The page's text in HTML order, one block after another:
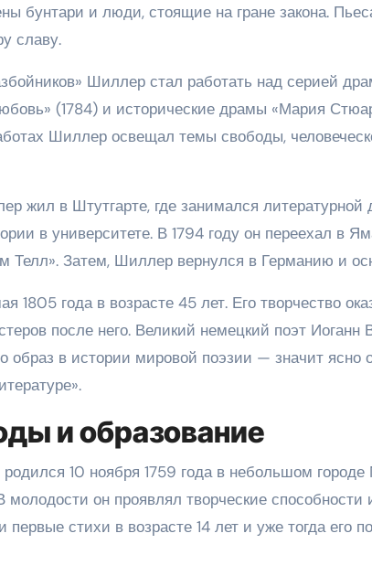
бунтари и люди, стоящие на гране закона.
славу.
Шиллер стал работать над серией
(1784) и исторические драмы «Мария
Шиллер освещал темы свободы,
жил в Штутгарте, где занимался литературной
в университете. В 1794 году он переехал в
Телл». Затем, Шиллер вернулся в Германию и
1805 года в возрасте 45 лет. Его творчество
после него. Великий немецкий поэт Иоганн
образ в истории мировой поэзии — значит ясно
и образование
10 ноября 1759 года в небольшом
молодости он проявлял творческие
первые стихи в возрасте 14 лет и уже тогда его